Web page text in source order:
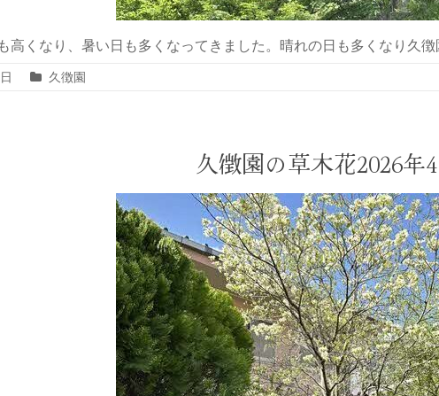
高くなり、暑い日も多くなってきました。晴れの日も多くな
久徴園
久徴園の草木花2026年